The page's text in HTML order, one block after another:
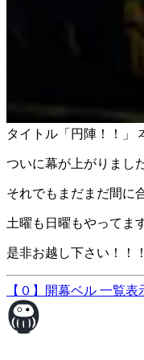
タイトル「円陣！！」
ついに幕が上がりました
それでもまだまだ間に
土曜も日曜もやってま
是非お越し下さい！！！
【０】開幕ベル 一覧表